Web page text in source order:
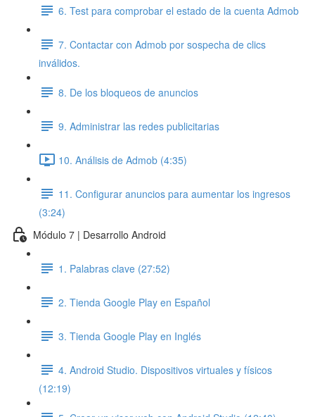
6. Test para comprobar el estado de la cuenta Admob
7. Contactar con Admob por sospecha de clics
inválidos.
8. De los bloqueos de anuncios
9. Administrar las redes publicitarias
10. Análisis de Admob (4:35)
11. Configurar anuncios para aumentar los ingresos
(3:24)
Módulo 7 | Desarrollo Android
1. Palabras clave (27:52)
2. Tienda Google Play en Español
3. Tienda Google Play en Inglés
4. Android Studio. Dispositivos virtuales y físicos
(12:19)